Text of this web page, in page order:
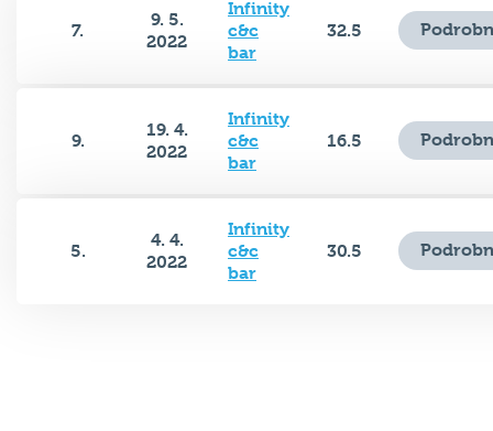
7.
9. 5.
2022
Infinity
c&c
bar
32.5
9.
19. 4.
2022
Infinity
c&c
bar
16.5
5.
4. 4.
2022
Infinity
c&c
bar
30.5